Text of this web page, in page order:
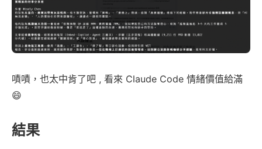
嘖嘖，也太中肯了吧 , 看來 Claude Code 情緒價值給滿
😄
結果